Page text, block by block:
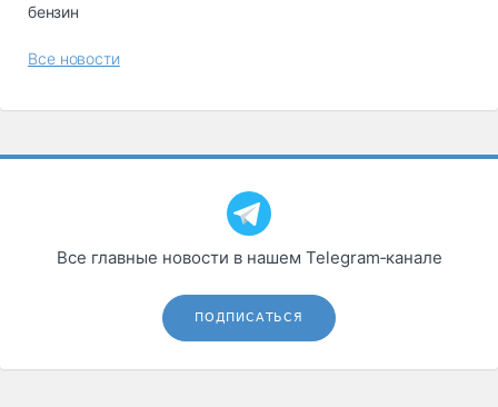
бензин
Все новости
Все главные новости в нашем Telegram‑канале
ПОДПИСАТЬСЯ